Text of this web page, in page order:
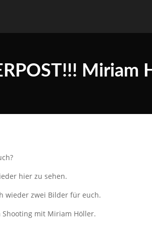
Miriam
hier zu sehen.
wieder zwei Bilder für euch.
Shooting mit Miriam Höller.